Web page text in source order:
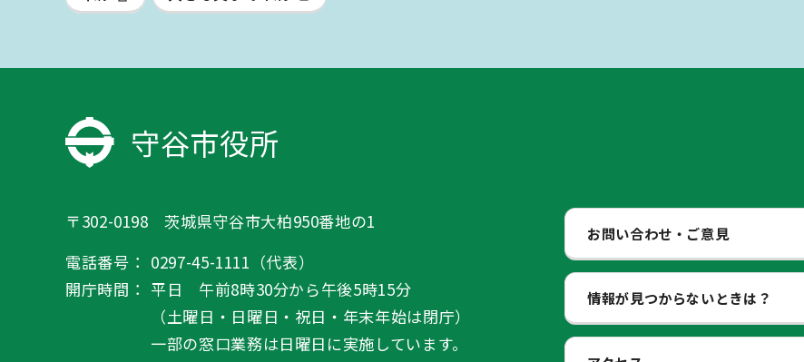
守谷市役所
〒302-0198 茨城県守谷市大柏950番地の1
電話番号： 0297-45-1111（代表）
開庁時間： 平日 午前8時30分から午後5時15分
（土曜日・日曜日・祝日・年末年始は閉庁）
一部の窓口業務は日曜日に実施しています。
お問い合わせ・ご意見
情報が見つからないときは？